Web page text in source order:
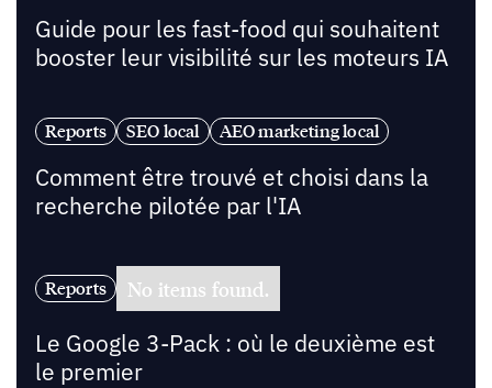
Guide pour les fast-food qui souhaitent
booster leur visibilité sur les moteurs IA
Reports SEO local AEO marketing local
Comment être trouvé et choisi dans la
recherche pilotée par l'IA
Reports No items found.
Le Google 3-Pack : où le deuxième est
le premier